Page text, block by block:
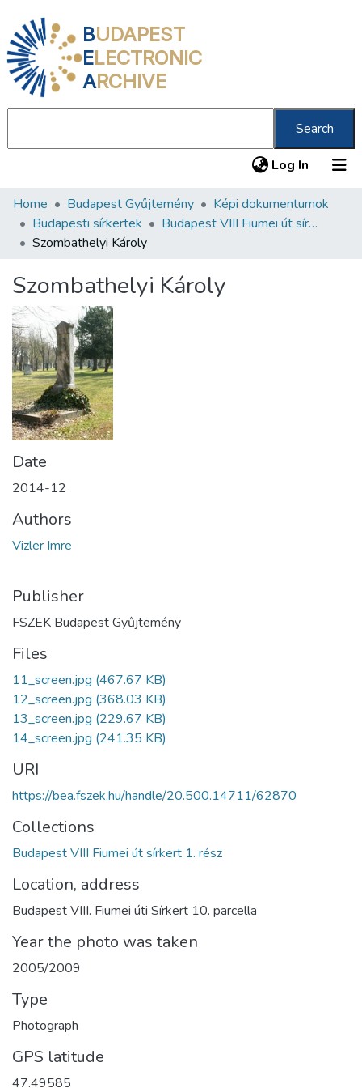
BUDAPEST
ELECTRONIC
ARCHIVE
Search
Log In (current)
Communities & Collections
All of DSpace
About us
Home Budapest Gyűjtemény
Képi dokumentumok
Budapesti sírkertek
Budapest VIII Fiumei út sírkert 1. rész
Szombathelyi Károly
Szombathelyi Károly
Date
2014-12
Authors
Vizler Imre
Publisher
FSZEK Budapest Gyűjtemény
Files
11_screen.jpg (467.67 KB)
12_screen.jpg (368.03 KB)
13_screen.jpg (229.67 KB)
14_screen.jpg (241.35 KB)
URI
https://bea.fszek.hu/handle/20.500.14711/62870
Collections
Budapest VIII Fiumei út sírkert 1. rész
Location, address
Budapest VIII. Fiumei úti Sírkert 10. parcella
Year the photo was taken
2005/2009
Type
Photograph
GPS latitude
47.49585